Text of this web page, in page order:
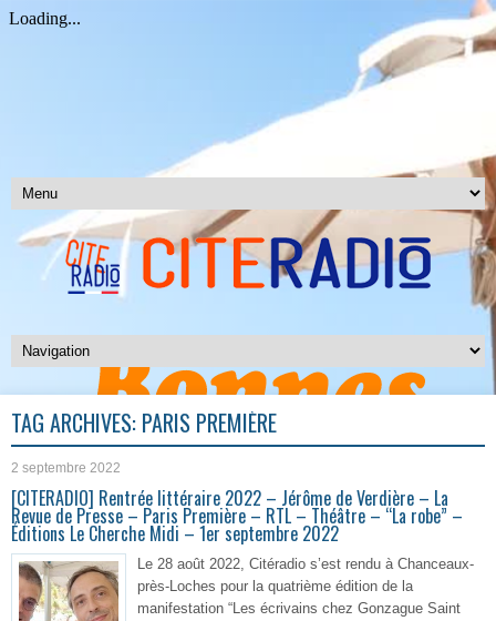
TAG ARCHIVES: PARIS PREMIÈRE
2 septembre 2022
[CITERADIO] Rentrée littéraire 2022 – Jérôme de Verdière – La
Revue de Presse – Paris Première – RTL – Théâtre – “La robe” –
Éditions Le Cherche Midi – 1er septembre 2022
Le 28 août 2022, Citéradio s’est rendu à Chanceaux-
près-Loches pour la quatrième édition de la
manifestation “Les écrivains chez Gonzague Saint